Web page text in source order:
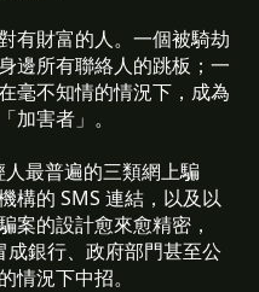
有財富的人。一個被騎劫
邊所有聯絡人的跳板；一
毫不知情的情況下，成為
加害者」。
最普遍的三類網上騙
構的 SMS 連結，以及以
案的設計愈來愈精密，
銀行、政府部門甚至公
情況下中招。